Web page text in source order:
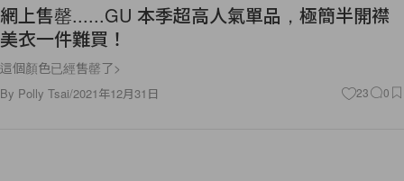
網上售罄......GU 本季超高人氣單品，極簡半開襟
美衣一件難買！
這個顏色已經售罄了>
By Polly Tsai/2021年12月31日 23 0